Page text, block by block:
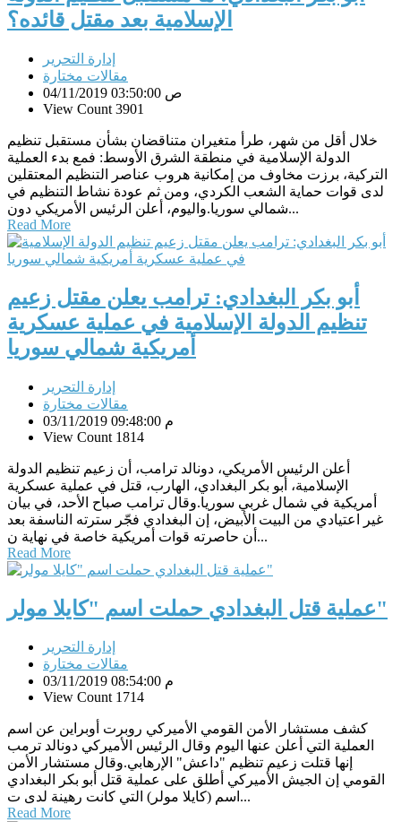
الإسلامية بعد مقتل قائده؟
إدارة التحرير
مقالات مختارة
04/11/2019 03:50:00 ص
View Count 3901
خلال أقل من شهر، طرأ متغيران متناقضان بشأن مستقبل تنظيم
الدولة الإسلامية في منطقة الشرق الأوسط: فمع بدء العملية
التركية، برزت مخاوف من إمكانية هروب عناصر التنظيم المعتقلين
لدى قوات حماية الشعب الكردي، ومن ثم عودة نشاط التنظيم في
شمالي سوريا.واليوم، أعلن الرئيس الأمريكي دون...
Read More
أبو بكر البغدادي: ترامب يعلن مقتل زعيم
تنظيم الدولة الإسلامية في عملية عسكرية
أمريكية شمالي سوريا
إدارة التحرير
مقالات مختارة
03/11/2019 09:48:00 م
View Count 1814
أعلن الرئيس الأمريكي، دونالد ترامب، أن زعيم تنظيم الدولة
الإسلامية، أبو بكر البغدادي، الهارب، قتل في عملية عسكرية
أمريكية في شمال غربي سوريا.وقال ترامب صباح الأحد، في بيان
غير اعتيادي من البيت الأبيض، إن البغدادي فجّر سترته الناسفة بعد
أن حاصرته قوات أمريكية خاصة في نهاية ن...
Read More
عملية قتل البغدادي حملت اسم "كايلا مولر"
إدارة التحرير
مقالات مختارة
03/11/2019 08:54:00 م
View Count 1714
كشف مستشار الأمن القومي الأميركي روبرت أوبراين عن اسم
العملية التي أعلن عنها اليوم وقال الرئيس الأميركي دونالد ترمب
إنها قتلت زعيم تنظيم "داعش" الإرهابي.وقال مستشار الأمن
القومي إن الجيش الأميركي أطلق على عملية قتل أبو بكر البغدادي
اسم (كايلا مولر) التي كانت رهينة لدى ت...
Read More